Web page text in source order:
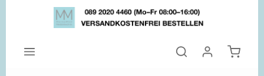
Zum Hauptinhalt springen